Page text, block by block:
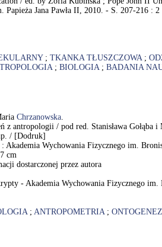
Papieża Jana Pawła II, 2010. - S. 207-216 :
; TKANKA TŁUSZCZOWA;
; BIOLOGIA; BADANIA
Chrzanowska.
z antropologii / pod red. Stanisława Gołąba
/ [Dodruk]
Akademia Wychowania Fizycznego im.
cm
dostarczonej przez autora
- Akademia Wychowania Fizycznego
; ANTROPOMETRIA;